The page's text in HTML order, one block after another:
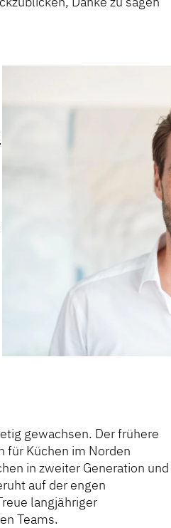
gewachsen. Der frühere
für Küchen im Norden
in zweiter Generation und
auf der engen
langjähriger
Teams.